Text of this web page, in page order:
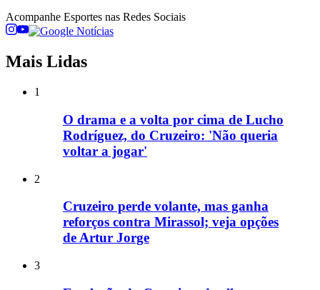
Acompanhe Esportes nas Redes Sociais
Mais Lidas
1
O drama e a volta por cima de Lucho
Rodríguez, do Cruzeiro: 'Não queria
voltar a jogar'
2
Cruzeiro perde volante, mas ganha
reforços contra Mirassol; veja opções
de Artur Jorge
3